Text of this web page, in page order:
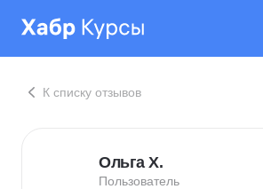
К списку отзывов
Ольга Х.
Пользователь